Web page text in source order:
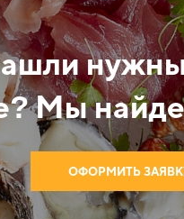
Мы
ОФОРМИТЬ